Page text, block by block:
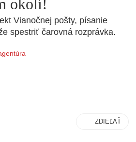
okolí!
Vianočnej pošty, písanie
spestriť čarovná rozprávka.
ZDIEĽAŤ